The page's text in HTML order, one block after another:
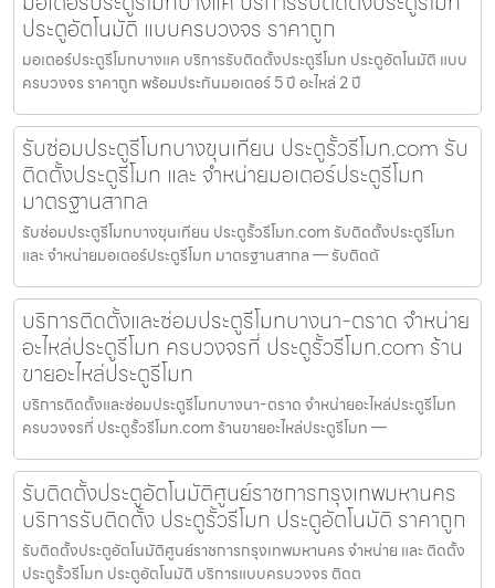
ประตูอัตโนมัติ แบบครบวงจร ราคาถูก
มอเตอร์ประตูรีโมทบางแค บริการรับติดตั้งประตูรีโมท ประตูอัตโนมัติ แบบ
ครบวงจร ราคาถูก พร้อมประกันมอเตอร์ 5 ปี อะไหล่ 2 ปี
รับซ่อมประตูรีโมทบางขุนเทียน ประตูรั้วรีโมท.com รับ
ติดตั้งประตูรีโมท และ จำหน่ายมอเตอร์ประตูรีโมท
มาตรฐานสากล
รับซ่อมประตูรีโมทบางขุนเทียน ประตูรั้วรีโมท.com รับติดตั้งประตูรีโมท
และ จำหน่ายมอเตอร์ประตูรีโมท มาตรฐานสากล — รับติดตั
บริการติดตั้งและซ่อมประตูรีโมทบางนา-ตราด จำหน่าย
อะไหล่ประตูรีโมท ครบวงจรที่ ประตูรั้วรีโมท.com ร้าน
ขายอะไหล่ประตูรีโมท
บริการติดตั้งและซ่อมประตูรีโมทบางนา-ตราด จำหน่ายอะไหล่ประตูรีโมท
ครบวงจรที่ ประตูรั้วรีโมท.com ร้านขายอะไหล่ประตูรีโมท —
รับติดตั้งประตูอัตโนมัติศูนย์ราชการกรุงเทพมหานคร
บริการรับติดตั้ง ประตูรั้วรีโมท ประตูอัตโนมัติ ราคาถูก
รับติดตั้งประตูอัตโนมัติศูนย์ราชการกรุงเทพมหานคร จำหน่าย และ ติดตั้ง
ประตูรั้วรีโมท ประตูอัตโนมัติ บริการแบบครบวงจร ติดต